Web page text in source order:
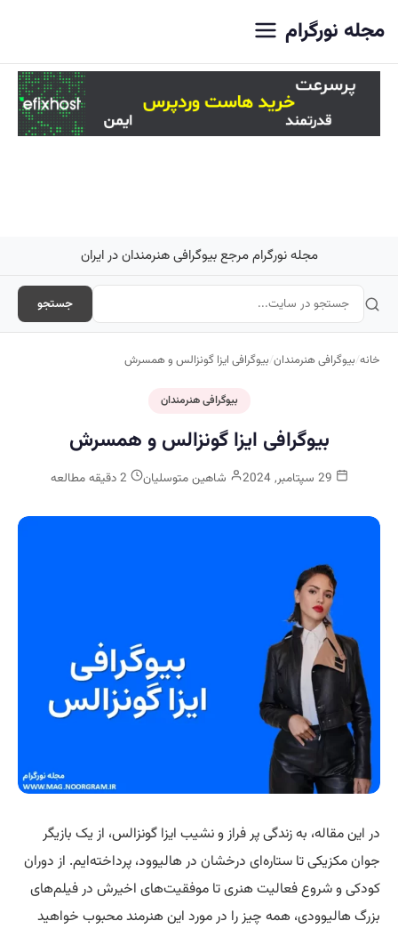
مجله نورگرام
مجله نورگرام مرجع بیوگرافی هنرمندان در ایران
جستجو
خانه/بیوگرافی هنرمندان/بیوگرافی ایزا گونزالس و همسرش
بیوگرافی هنرمندان
بیوگرافی ایزا گونزالس و همسرش
شاهین متوسلیان
در این مقاله، به زندگی پر فراز و نشیب ایزا گونزالس، از یک بازیگر
جوان مکزیکی تا ستاره‌ای درخشان در هالیوود، پرداخته‌ایم. از دوران
کودکی و شروع فعالیت هنری تا موفقیت‌های اخیرش در فیلم‌های
بزرگ هالیوودی، همه چیز را در مورد این هنرمند محبوب خواهید